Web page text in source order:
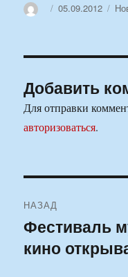
АвторОпубликовано
05.09.2012
Добавить
Для отправки
авторизоваться.
по
записям
НАЗАД
Предыдущая
запись:
Фестиваль
кино